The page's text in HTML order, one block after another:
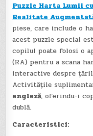
Puzzle Harta Lumii
Realitate
piese, care include o
acest puzzle special
copilul poate folosi o
(RA) pentru a scana
interactive despre
Activitățile
engleză, oferindu-i
dublă.
Caracteristici: